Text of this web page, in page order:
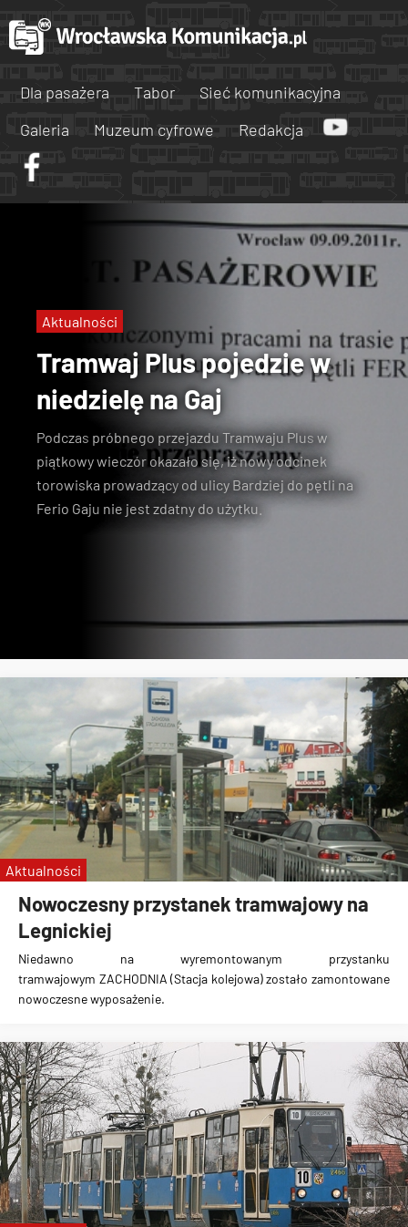
Dla pasażera Tabor
Sieć komunikacyjna
Galeria
Muzeum cyfrowe Redakcja
Tramwaj Plus pojedzie w
niedzielę na Gaj
Podczas próbnego przejazdu Tramwaju Plusw
piątkowy wieczór okazało się, iż nowy odcinek
torowiska prowadzący od ulicy Bardziej do pętli na
Ferio Gaju nie jest zdatny do użytku.
Aktualności
Nowoczesny przystanek tramwajowy na
Legnickiej
Niedawno na wyremontowanym przystanku
tramwajowym ZACHODNIA (Stacja kolejowa)zostałozamontowane
nowoczesne wyposażenie.
Aktualności